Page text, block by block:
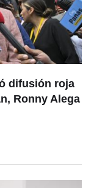
difusión roja
Ronny Alega